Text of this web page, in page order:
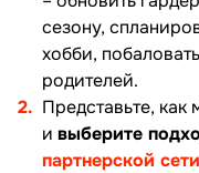
сезону,
хобби,
родителей.
Представьте,
и выберите
партнерской сети